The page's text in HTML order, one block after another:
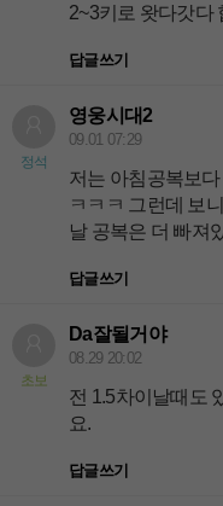
2~3키로 왓다갓다
답글쓰기
정석
영웅시대2
09.01 07:29
저는 아침공복보
ㅋㅋㅋ 그런데 보
날 공복은 더 빠져
답글쓰기
초보
Da잘될거야
08.29 20:02
전 1.5차이날때도
요.
답글쓰기